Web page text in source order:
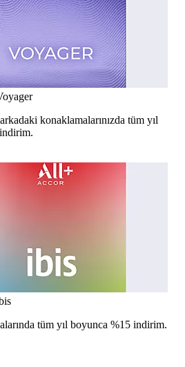
konaklamalarınızda tüm yıl
tüm yıl boyunca %15 indirim.